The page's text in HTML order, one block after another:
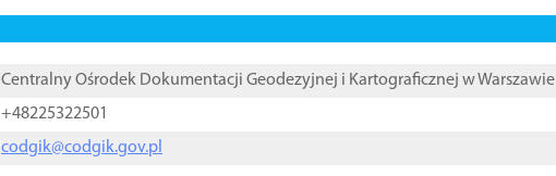
Centralny Ośrodek Dokumentacji Geodezyjnej i Kartograficznej w Warszawie
+48225322501
codgik@codgik.gov.pl